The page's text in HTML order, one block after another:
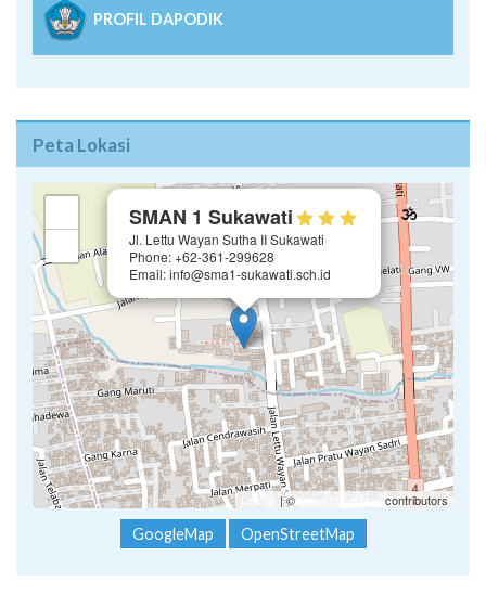
PROFIL DAPODIK
Peta Lokasi
SMAN 1 Sukawati
Jl. Lettu Wayan Sutha II Sukawati
Phone: +62-361-299628
Email: info@sma1-sukawati.sch.id
+
−
Leaflet | ©OpenStreetMapcontributors
GoogleMap OpenStreetMap